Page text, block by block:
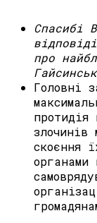
Спасибі
про
Головні
протидія
скоєння
органами